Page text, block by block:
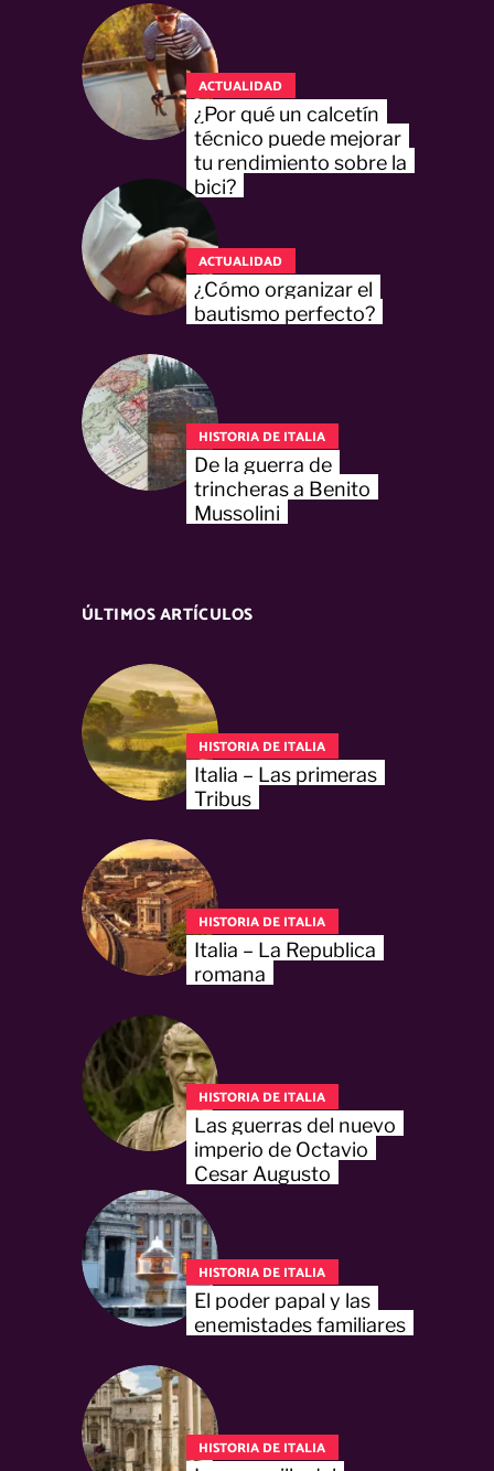
ACTUALIDAD
¿Por qué un calcetín
técnico puede mejorar
tu rendimiento sobre la
bici?
ACTUALIDAD
¿Cómo organizar el
bautismo perfecto?
HISTORIA DE ITALIA
De la guerra de
trincheras a Benito
Mussolini
ÚLTIMOS ARTÍCULOS
HISTORIA DE ITALIA
Italia – Las primeras
Tribus
HISTORIA DE ITALIA
Italia – La Republica
romana
HISTORIA DE ITALIA
Las guerras del nuevo
imperio de Octavio
Cesar Augusto
HISTORIA DE ITALIA
El poder papal y las
enemistades familiares
HISTORIA DE ITALIA